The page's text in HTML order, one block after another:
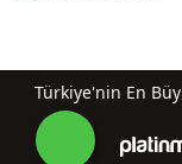
Türkiye'nin En